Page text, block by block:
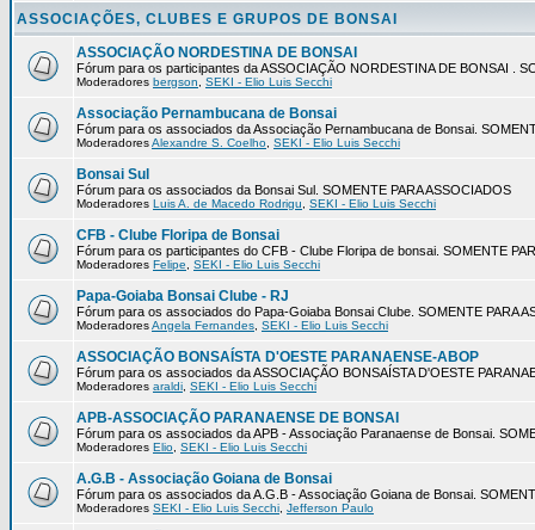
ASSOCIAÇÕES, CLUBES E GRUPOS DE BONSAI
ASSOCIAÇÃO NORDESTINA DE BONSAI
Fórum para os participantes da ASSOCIAÇÃO NORDESTINA DE BONSAI .
Moderadores bergson SEKI - Elio Luis Secchi
Associação Pernambucana de Bonsai
Fórum para os associados da Associação Pernambucana de Bonsai.
ModeradoresAlexandre S. Coelho SEKI - Elio Luis Secchi
Bonsai Sul
Fórum para os associados da Bonsai Sul. SOMENTE PARA ASSOCIADOS
Moderadores Luis A. de Macedo Rodrigu SEKI - Elio Luis Secchi
CFB - Clube Floripa de Bonsai
Fórum para os participantes do CFB - Clube Floripa de bonsai. SOMENTE
Moderadores Felipe SEKI - Elio Luis Secchi
Papa-Goiaba Bonsai Clube - RJ
Fórum para os associados do Papa-Goiaba Bonsai Clube. SOMENTE PARA
ModeradoresAngela Fernandes SEKI - Elio Luis Secchi
ASSOCIAÇÃO BONSAÍSTA D'OESTE PARANAENSE-ABOP
Fórum para os associados da ASSOCIAÇÃO BONSAÍSTA D'OESTE
Moderadores araldi SEKI - Elio Luis Secchi
APB-ASSOCIAÇÃO PARANAENSE DE BONSAI
Fórum para os associados da APB - Associação Paranaense de Bonsai.
Moderadores Elio SEKI - Elio Luis Secchi
A.G.B - Associação Goiana de Bonsai
Fórum para os associados da A.G.B - Associação Goiana de Bonsai.
Moderadores SEKI - Elio Luis Secchi Jefferson Paulo